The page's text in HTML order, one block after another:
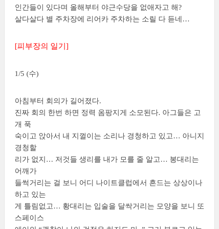
인간들이 있다며 올해부터 야근수당을 없애자고 해?
살다살다 별 주차장에 리어카 주차하는 소릴 다 듣네…
[피부장의 일기]
1/5 (수)
아침부터 회의가 길어졌다.
진짜 회의 한번 하면 정력 옴팡지게 소모된다. 아그들은 고
개 푹
숙이고 앉아서 내 지껄이는 소리나 경청하고 있고… 아니지
경청할
리가 없지… 저것들 생리를 내가 모를 줄 알고… 봉대리는
어깨가
들썩거리는 걸 보니 어디 나이트클럽에서 흔드는 상상이나
하고 있는
게 틀림없고… 황대리는 입술을 달싹거리는 모양을 보니 또
스페이스